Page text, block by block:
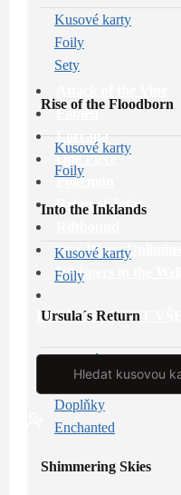
Fabled
Lorcana
One Piece
Pokémon
Reign of Jafar
Star Wars: Unlimited
Whispers in the Well
PROHLÉDNOUT VŠE
Search
Kusové karty
Foily
Sety
Rise of the Floodborn
Kusové karty
Foily
Into the Inklands
Kusové karty
Foily
Ursula´s Return
Kusové karty
Foily
Doplňky
Enchanted
Shimmering Skies